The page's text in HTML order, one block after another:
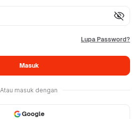
visibility_off
Lupa Password?
Masuk
Atau masuk dengan
Google